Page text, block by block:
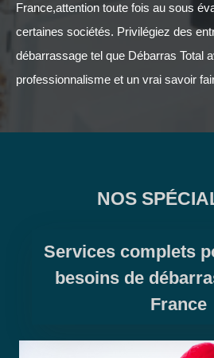
France,attention toute fois au sous
certaines sociétés. Privilégiez des
débarrassage tel que Débarras Total
professionnalisme et un vrai savoir
NOS
Services complets
besoins de
France